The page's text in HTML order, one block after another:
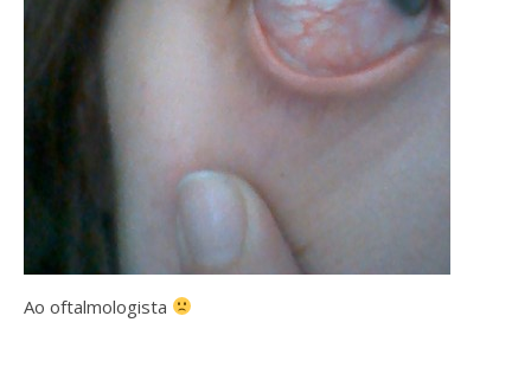
Ao oftalmologista